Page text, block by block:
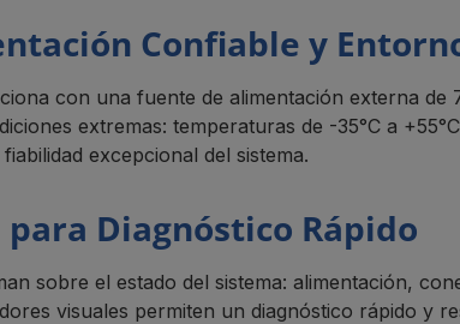
Confiable y
con una fuente de alimentación externa
extremas: temperaturas de -35°C a
excepcional del sistema.
para Diagnóstico Rápido
sobre el estado del sistema: alimentación,
visuales permiten un diagnóstico rápido y